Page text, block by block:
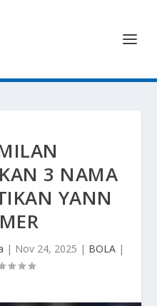
3 NAMA
YANN
| Nov 24, 2025 | BOLA |